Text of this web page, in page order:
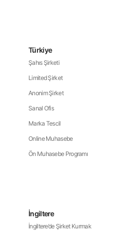
Türkiye
Şahıs Şirketi
Limited Şirket
Anonim Şirket
Sanal Ofis
Marka Tescil
Online Muhasebe
Ön Muhasebe Programı
İngiltere
İngiltere’de Şirket Kurmak